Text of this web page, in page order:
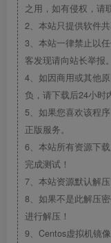
之用，如有侵权，请
2、本站只提供软件
3、本站一律禁止以
客发现请向站长举报。
4、如因商用或其他
负，请下载后24小时
5、如果您喜欢该程
正版服务。
6、本站所有资源下
完成测试！
7、本站资源默认解
8、如果不是此解压
进行解压！
9、Centos虚拟机镜